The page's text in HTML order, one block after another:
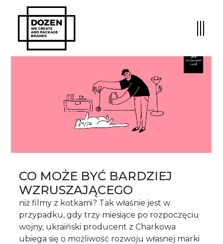
CO MOŻE BYĆ BARDZIEJ
WZRUSZAJĄCEGO
niż filmy z kotkami? Tak właśnie jest w
przypadku, gdy trzy miesiące po rozpoczęciu
wojny, ukraiński producent z Charkowa
ubiega się o możliwość rozwoju własnej marki